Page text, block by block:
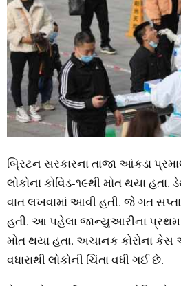
બ્રિટન સરકારના તાજા આંકડા
લોકોના કોવિડ-૧૯થી મોત થયા
વાત લખવામાં આવી હતી. જે ગત
હતી. આ પહેલા જાન્‍યુઆરીના પ્રથમ
મોત થયા હતા. અચાનક કોરોના
વધારાથી લોકોની ચિંતા વધી ગઈ છે.